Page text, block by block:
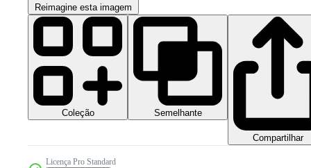
Reimagine esta imagem
Coleção Semelhante
Compartilhar
Licença Pro Standard